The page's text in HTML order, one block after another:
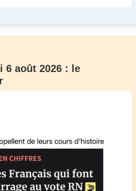
6 août 2026 : le